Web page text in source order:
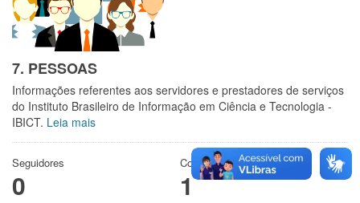
7. PESSOAS
Informações referentes aos servidores e prestadores de serviços
do Instituto Brasileiro de Informação em Ciência e Tecnologia -
IBICT. Leia mais
Seguidores
0
Conjuntos de dados
1